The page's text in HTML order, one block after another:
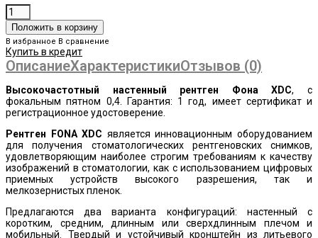
В избранное В сравнение
Купить в кредит
ОписаниеХарактеристикиОтзывов (0)
Высокочастотный настенный рентген Фона XDC, с
фокальным пятном 0,4. Гарантия: 1 год, имеет сертификат и
регистрационное удостоверение.
Рентген FONA XDС является инновационным оборудованием
для получения стоматологических рентгеновских снимков,
удовлетворяющим наиболее строгим требованиям к качеству
изображений в стоматологии, как с использованием цифровых
приемных устройств высокого разрешения, так и
мелкозернистых пленок.
Предлагаются два варианта конфигураций: настенный с
коротким, средним, длинным или сверхдлинным плечом и
мобильный. Твердый и устойчивый кронштейн из литьевого